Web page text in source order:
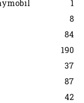
1
8
84
190
37
87
42